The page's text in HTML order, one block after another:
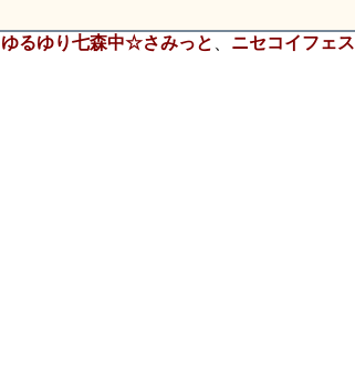
ゆるゆり七森中☆さみっと ニセコイフェス